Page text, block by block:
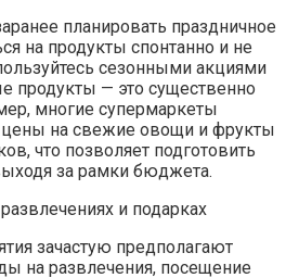
планировать праздничное
на продукты спонтанно и не
сезонными акциями
продукты — это существенно
многие супермаркеты
на свежие овощи и фрукты
что позволяет подготовить
за рамки бюджета.
и подарках
зачастую предполагают
на развлечения, посещение